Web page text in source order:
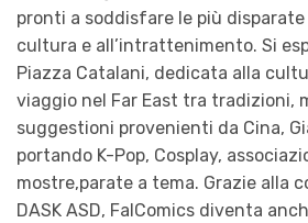
pronti a soddisfare le più
cultura e all’intrattenimento. Si
Piazza Catalani, dedicata alla
viaggio nel Far East tra tradizioni,
suggestioni provenienti da Cina,
portando K-Pop, Cosplay,
mostre,parate a tema. Grazie alla
DASK ASD, FalComics diventa